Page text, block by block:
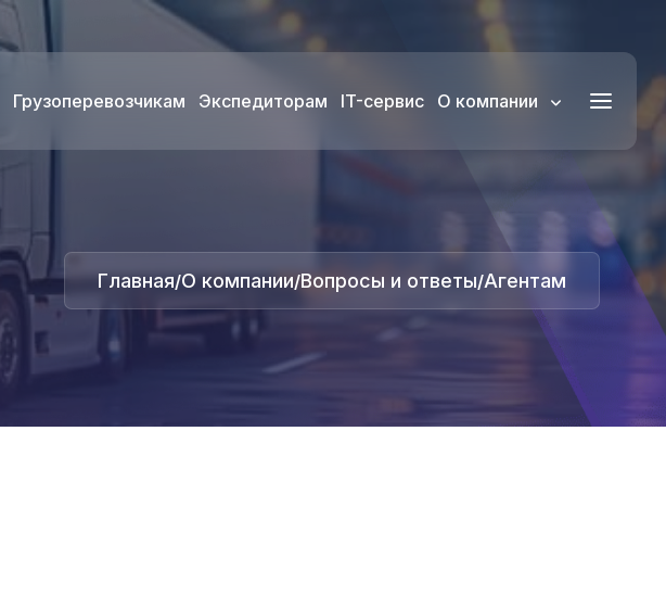
Грузоперевозчикам Экспедиторам IT-сервис О компании
Главная/О компании/Вопросы и ответы/Агентам